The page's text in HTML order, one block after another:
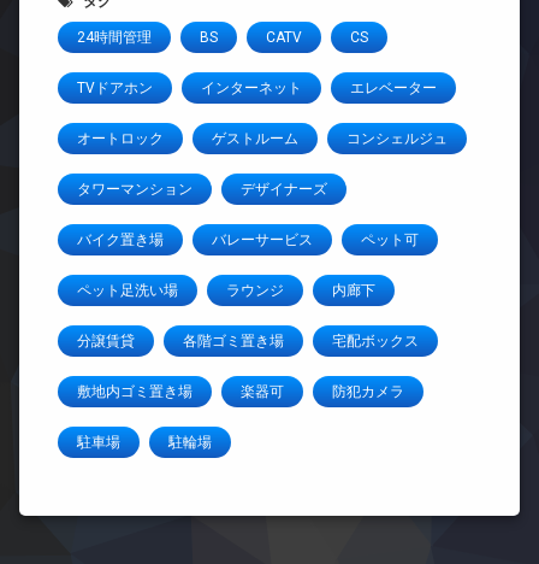
24時間管理 BS CATV CS
TVドアホン インターネット エレベーター
オートロック ゲストルーム コンシェルジュ
タワーマンション デザイナーズ
バイク置き場 バレーサービス ペット可
ペット足洗い場 ラウンジ 内廊下
分譲賃貸 各階ゴミ置き場 宅配ボックス
敷地内ゴミ置き場 楽器可 防犯カメラ
駐車場 駐輪場